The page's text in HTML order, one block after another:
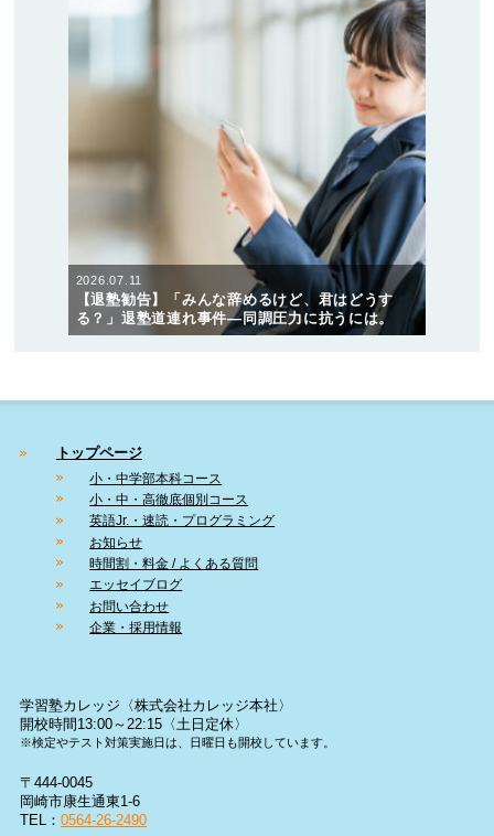
2026.07.11
【退塾勧告】「みんな辞めるけど、君はどうす
る？」退塾道連れ事件―同調圧力に抗うには。
トップページ
小・中学部本科コース
小・中・高徹底個別コース
英語Jr.・速読・プログラミング
お知らせ
時間割・料金 / よくある質問
エッセイブログ
お問い合わせ
企業・採用情報
学習塾カレッジ〈株式会社カレッジ本社〉
開校時間13:00～22:15〈土日定休〉
※検定やテスト対策実施日は、日曜日も開校しています。
〒444-0045
岡崎市康生通東1-6
TEL： 0564-26-2490